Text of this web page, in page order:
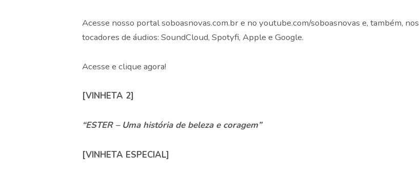
Acesse nosso portal soboasnovas.com.br e no youtube.com/soboasnovas e, também, nos
tocadores de áudios: SoundCloud, Spotyfi, Apple e Google.
Acesse e clique agora!
[VINHETA 2]
“ESTER – Uma história de beleza e coragem”
[VINHETA ESPECIAL]